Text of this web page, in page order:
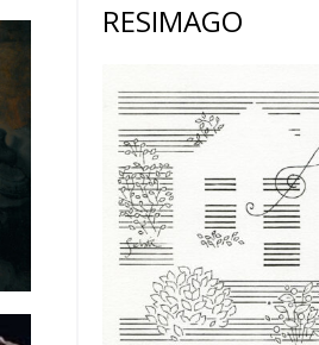
RESIMAGO